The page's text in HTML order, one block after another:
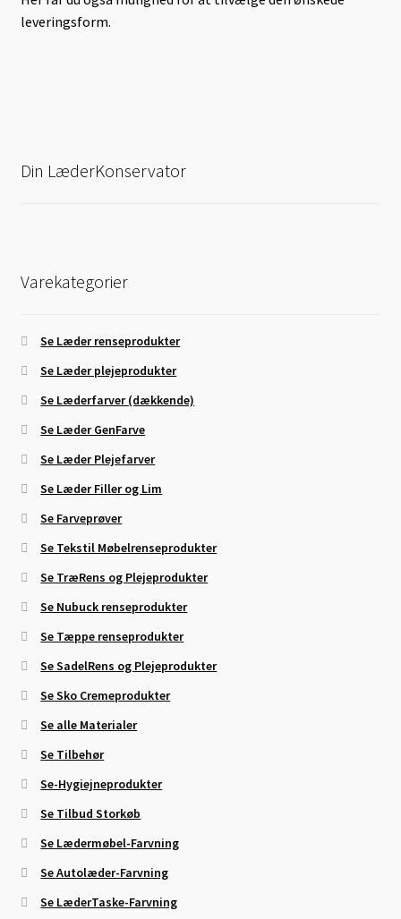
leveringsform.
Din LæderKonservator
Varekategorier
Se Læder renseprodukter
Se Læder plejeprodukter
Se Læderfarver (dækkende)
Se Læder GenFarve
Se Læder Plejefarver
Se Læder Filler og Lim
Se Farveprøver
Se Tekstil Møbelrenseprodukter
Se TræRens og Plejeprodukter
Se Nubuck renseprodukter
Se Tæppe renseprodukter
Se SadelRens og Plejeprodukter
Se Sko Cremeprodukter
Se alle Materialer
Se Tilbehør
Se-Hygiejneprodukter
Se Tilbud Storkøb
Se Lædermøbel-Farvning
Se Autolæder-Farvning
Se LæderTaske-Farvning